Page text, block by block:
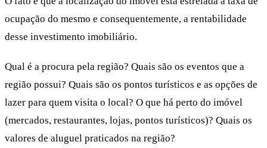
ocupação do mesmo e consequentemente, a rentabilidade
desse investimento imobiliário.
Qual é a procura pela região? Quais são os eventos que a
região possui? Quais são os pontos turísticos e as opções de
lazer para quem visita o local? O que há perto do imóvel
(mercados, restaurantes, lojas, pontos turísticos)? Quais os
valores de aluguel praticados na região?